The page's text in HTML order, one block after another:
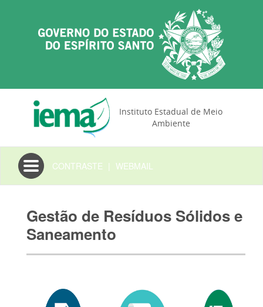
Instituto Estadual de Meio
Ambiente
Toggle
navigation
CONTRASTE | WEBMAIL
Gestão de Resíduos Sólidos e
Saneamento